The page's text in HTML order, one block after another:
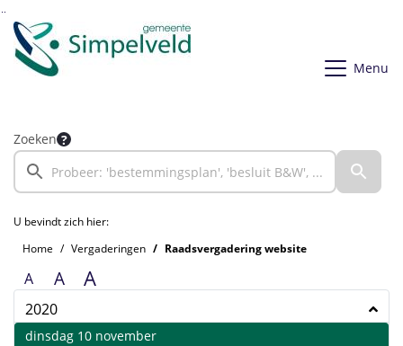
Ga naar de inhoud van deze pagina
Ga naar het zoeken
Ga naar het menu
Menu
Zoeken
U bevindt zich hier:
Home
Vergaderingen Raadsvergadering website
A A A
2020
dinsdag 10 november2020